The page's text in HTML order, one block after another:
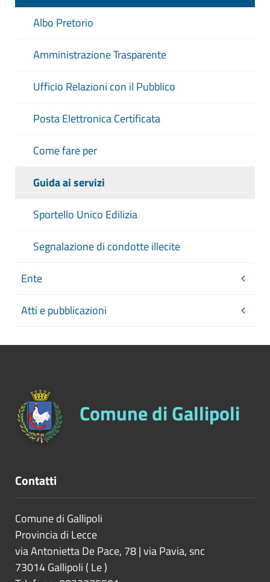
Albo Pretorio
Amministrazione Trasparente
Ufficio Relazioni con il Pubblico
Posta Elettronica Certificata
Come fare per
Guida ai servizi
Sportello Unico Edilizia
Segnalazione di condotte illecite
Ente
Atti e pubblicazioni
Comune di Gallipoli
Contatti
Comune di Gallipoli
Provincia di Lecce
via Antonietta De Pace, 78 | via Pavia, snc
73014Gallipoli ( Le)